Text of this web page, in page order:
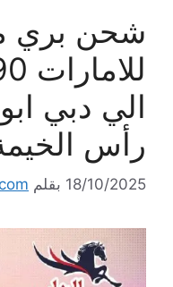
شحن بري
الي دبي
رأس
18/10/2025 بقلم